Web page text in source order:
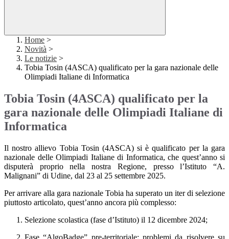
Home >
Novità >
Le notizie >
Tobia Tosin (4ASCA) qualificato per la gara nazionale delle
Olimpiadi Italiane di Informatica
Tobia Tosin (4ASCA) qualificato per la
gara nazionale delle Olimpiadi Italiane di
Informatica
Il nostro allievo Tobia Tosin (4ASCA)si è qualificato per la gara
nazionale delle Olimpiadi Italiane di Informatica, che quest’anno si
disputerà proprio nella nostra Regione, presso l’Istituto “A.
Malignani” di Udine, dal 23 al 25 settembre 2025.
Per arrivare alla gara nazionale Tobia ha superato un iter di selezione
piuttosto articolato, quest’anno ancora più complesso:
Selezione scolastica (fase d’Istituto) il 12 dicembre 2024;